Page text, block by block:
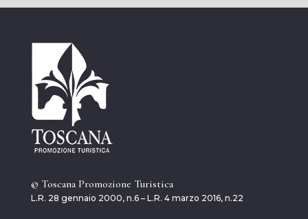
© Toscana Promozione Turistica
L.R. 28 gennaio 2000, n.6 – L.R. 4 marzo 2016, n.22